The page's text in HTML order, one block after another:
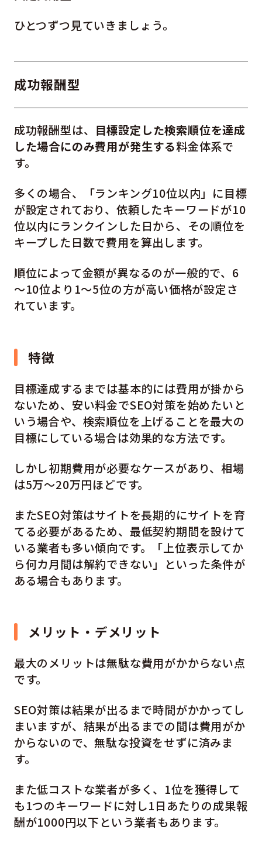
ひとつずつ見ていきましょう。
成功報酬型
成功報酬型は、 目標設定した検索順位を達成
した場合にのみ費用が発生する料金体系で
す。
多くの場合、「ランキング10位以内」に目標
が設定されており、依頼したキーワードが10
位以内にランクインした日から、その順位を
キープした日数で費用を算出します。
順位によって金額が異なるのが一般的で、6
～10位より1～5位の方が高い価格が設定さ
れています。
特徴
目標達成するまでは基本的には費用が掛から
ないため、安い料金でSEO対策を始めたいと
いう場合や、検索順位を上げることを最大の
目標にしている場合は効果的な方法です。
しかし初期費用が必要なケースがあり、相場
は5万～20万円ほどです。
またSEO対策はサイトを長期的にサイトを育
てる必要があるため、最低契約期間を設けて
いる業者も多い傾向です。「上位表示してか
ら何カ月間は解約できない」といった条件が
ある場合もあります。
メリット・デメリット
最大のメリットは無駄な費用がかからない点
です。
SEO対策は結果が出るまで時間がかかってし
まいますが、結果が出るまでの間は費用がか
からないので、無駄な投資をせずに済みま
す。
また低コストな業者が多く、1位を獲得して
も1つのキーワードに対し1日あたりの成果報
酬が1000円以下という業者もあります。